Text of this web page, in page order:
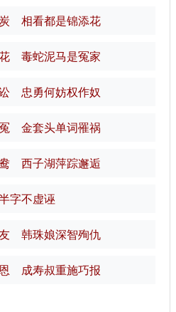
相看都是锦添花
毒蛇泥马是冤家
忠勇何妨权作奴
金套头单词罹祸
西子湖萍踪邂逅
字不虚诬
韩珠娘深智殉仇
成寿叔重施巧报